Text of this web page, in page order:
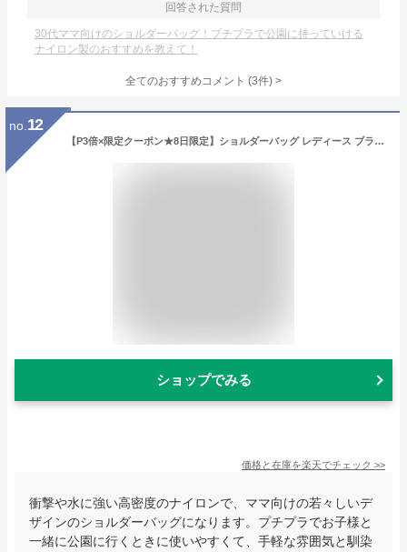
回答された質問
30代ママ向けのショルダーバッグ！プチプラで公園に持っていける
ナイロン製のおすすめを教えて！
全てのおすすめコメント (3件) >
no. 12
【P3倍×限定クーポン★8日限定】ショルダーバッグ レディース ブランド 斜めがけ 軽い バッグ 通院 おしゃれ 大容量 人気 かわいい 小さめ 旅行 人気 ミニ ミニショルダー デイリー 鞄 撥水 通勤 大人 母の日 プレゼント ナイロンバッグ
ショップでみる
価格と在庫を楽天でチェック >>
衝撃や水に強い高密度のナイロンで、ママ向けの若々しいデ
ザインのショルダーバッグになります。プチプラでお子様と
一緒に公園に行くときに使いやすくて、手軽な雰囲気と馴染